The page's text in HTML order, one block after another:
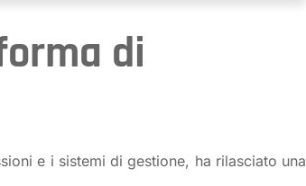
di
e i sistemi di gestione, ha rilasciato una